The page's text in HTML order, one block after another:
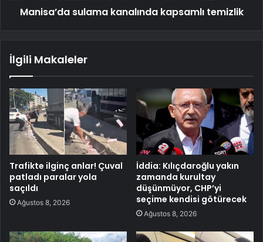
Manisa’da sulama kanalında kapsamlı temizlik
İlgili Makaleler
Trafikte ilginç anlar! Çuval
patladı paralar yola
saçıldı
Ağustos 8, 2026
İddia: Kılıçdaroğlu yakın
zamanda kurultay
düşünmüyor, CHP’yi
seçime kendisi götürecek
Ağustos 8, 2026